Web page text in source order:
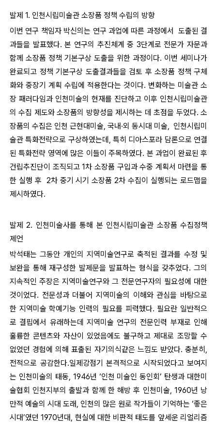
발제 1. 인천시립미술관 소장품 정책 수립의 방향
이번 연구 책임자 박신의는 연구 과업에 따른 과정에서 도출된 결
과들을 발표했다. 본 연구의 추진체계 중 3단계로 전문가 자문과
함께 소장품 정책 기본구상 도출을 위한 과정이다. 이번 세미나가
완료되고 정책 기본구상 도출결과들을 검토 후 소장품 정책 구체
화와 중장기 계획 수립에 적용한다는 것이다. 변화하는 미술관 소
장 패러다임과 인천미술의 현재를 진단하고 이후 인천시립미술관
의 수집 제도와 소장품의 방향성을 제시하는 데 초점을 두었다. 소
장품의 수집은 인천 근현대미술, 국내·외 동시대 미술, 인천시립미
술관 특화전략으로 구상하였는데, 특히 디아스포라 담론으로 연결
된 특화전략 영역에 많은 이들이 주목하였다. 본 과업이 완료된 후
건립추진단이 조직되고 1차 소장품 구입과 수중 계획서 마련을 통
한 실행 후 2차 중기 시기 소장품 2차 수집이 실행되는 로드맵을
제시하였다.
발제 2. 인천미술사를 통해 본 인천시립미술관 소장품 수집정책
제언
박석태는 그동안 개인의 지역미술연구로 축적된 결과를 수정 및
보완을 통해 재구성한 발제문을 발표하는 형식을 갖추었다. 그의
지속적인 주장은 지역미술연구와 그 전문연구자의 필요성에 대한
것이었다. 전문성과 더불어 지역미술의 이해와 관심을 바탕으로
한 지역미술 학예기능 인력의 필요를 피력했다. 필요란 일반적으
로 결핍에서 유래하는데 지역미술 연구의 전문인력 부재로 인해
훌륭한 콘텐츠와 자산이 있었음에도 불구하고 제대로 조망할 수
없었던 경험에 의해 표출된 자기의식같은 느낌도 받았다. 충분히,
전적으로 공감한다.일제강점기 본격적으로 시작되었다고 보여지
는 인천미술의 태동, 1946년 ‘인천 미술인 동인회’ 탄생과 대한미
술협회 인천지부의 출발과 함께 한 해방 후 인천미술, 1960년 낭
만적 예술의 시대 도래, 인천의 많은 원로 작가들이 기억하는 ‘좋은
시대’였던 1970년대, 현실에 대한 비판적 태도를 앞세운 리얼리즘